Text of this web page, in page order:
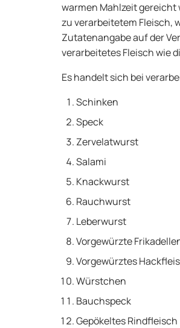
warmen Mahlzeit gereicht
zu verarbeitetem Fleisch,
Zutatenangabe auf der
verarbeitetes Fleisch wie
Es handelt sich bei
Schinken
Speck
Zervelatwurst
Salami
Knackwurst
Rauchwurst
Leberwurst
Vorgewürzte
Vorgewürztes
Würstchen
Bauchspeck
Gepökeltes Rindfleisch